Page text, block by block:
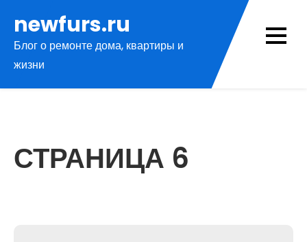
содержимому
newfurs.ru
Блог о ремонте дома, квартиры и
жизни
СТРАНИЦА 6